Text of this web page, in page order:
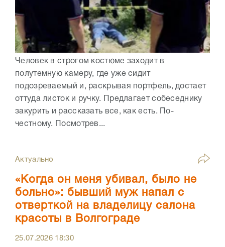
Человек в строгом костюме заходит в
полутемную камеру, где уже сидит
подозреваемый и, раскрывая портфель, достает
оттуда листок и ручку. Предлагает собеседнику
закурить и рассказать все, как есть. По-
честному. Посмотрев...
Актуально
«Когда он меня убивал, было не
больно»: бывший муж напал с
отверткой на владелицу салона
красоты в Волгограде
25.07.2026 18:30